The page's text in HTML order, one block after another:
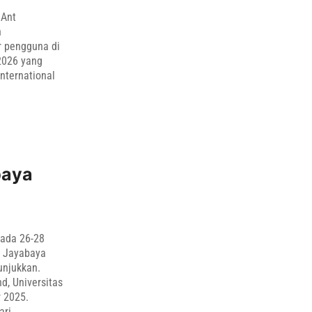
di
yang
26-28
Universitas
2025.